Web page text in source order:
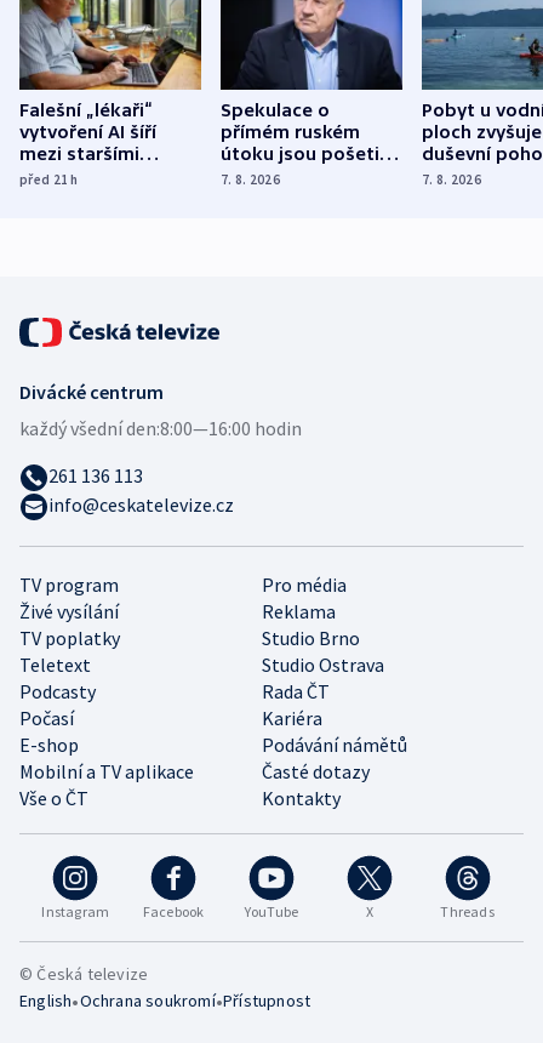
Falešní „lékaři“
vytvoření AI šíří
mezi staršími
Poláky nebezpečné
před 21h
Spekulace o
přímém ruském
útoku jsou pošetilé,
míní estonský
7. 8. 2026
Pobyt u
ploch zvyšuje
duševní
ukázala
7. 8. 2026
Instagram Facebook YouTube X Threads
TV program
Pro média
Živé vysílání
Reklama
TV poplatky
Studio Brno
Teletext
Studio Ostrava
Podcasty
Rada ČT
Počasí
Kariéra
E-shop
Podávání námětů
Mobilní a TV aplikace
Časté dotazy
Vše o ČT
Kontakty
Divácké centrum
každý všední den:8:00—16:00 hodin
261 136 113
info@ceskatelevize.cz
© Česká televize
English•Ochrana soukromí•Přístupnost